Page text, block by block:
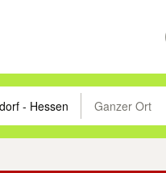
den Pfeiltasten nach oben/
Ort eingeben. Eingabetaste
Ganzer Ort
Suche im